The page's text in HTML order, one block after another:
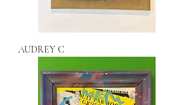
AUDREY C